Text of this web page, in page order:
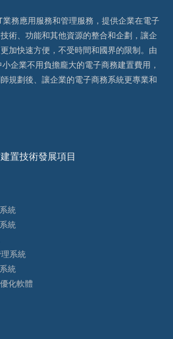
務應用服務和管理服務，提供企業在電子
術、功能和其他資源的整合和企劃，讓企
加快速方便，不受時間和國界的限制。由
企業不用負擔龐大的電子商務建置費用，
規劃後、讓企業的電子商務系統更專業和
置技術發展項目
統
統
系統
統
化軟體